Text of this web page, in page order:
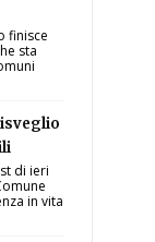
finisce
sta
di ieri
in vita